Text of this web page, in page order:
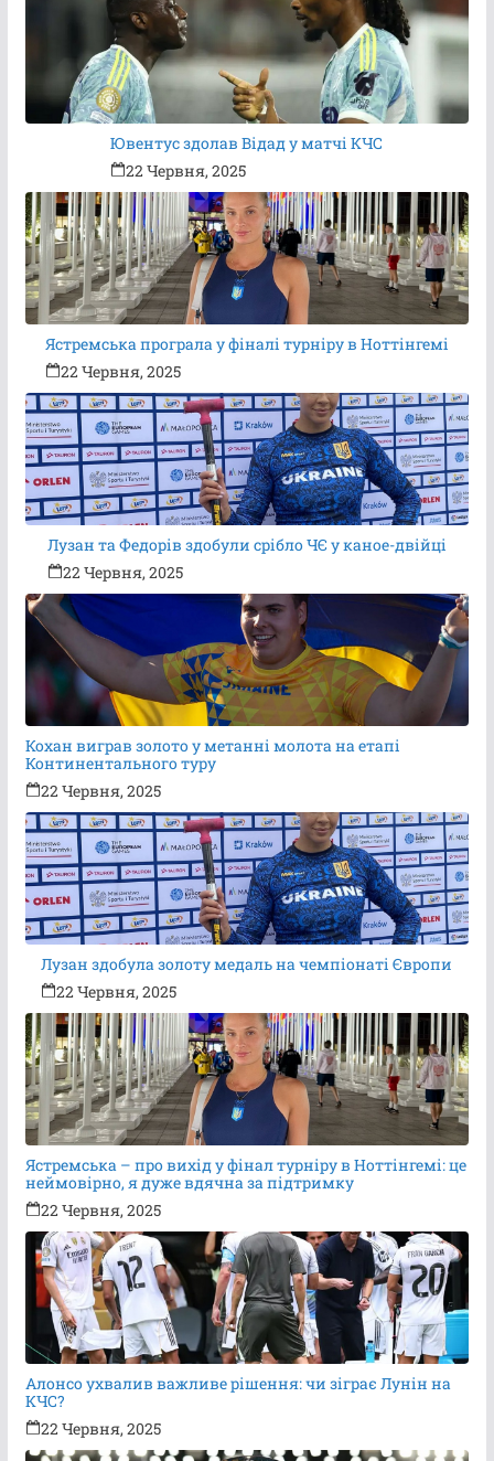
Ювентус здолав Відад у матчі КЧС
22 Червня, 2025
Ястремська програла у фіналі турніру в Ноттінгемі
22 Червня, 2025
Лузан та Федорів здобули срібло ЧЄ у каное-двійці
22 Червня, 2025
Кохан виграв золото у метанні молота на етапі
Континентального туру
22 Червня, 2025
Лузан здобула золоту медаль на чемпіонаті Європи
22 Червня, 2025
Ястремська – про вихід у фінал турніру в Ноттінгемі: це
неймовірно, я дуже вдячна за підтримку
22 Червня, 2025
Алонсо ухвалив важливе рішення: чи зіграє Лунін на
КЧС?
22 Червня, 2025